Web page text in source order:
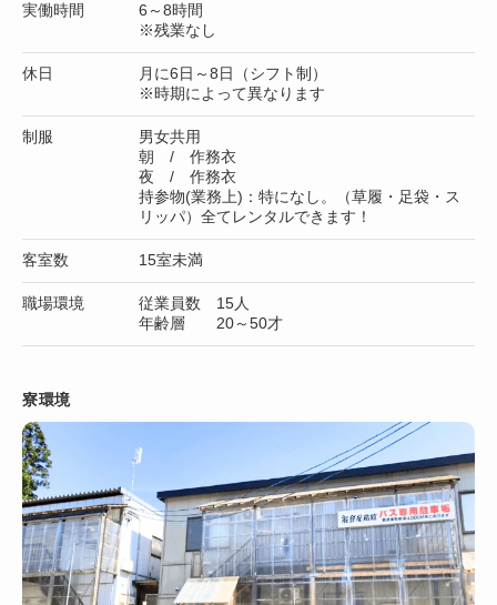
実働時間
6～8時間
※残業なし
休日
月に6日～8日（シフト制）
※時期によって異なります
制服
男女共用
朝 / 作務衣
夜 / 作務衣
持参物(業務上)：特になし。（草履・足袋・ス
リッパ）全てレンタルできます！
客室数 15室未満
職場環境
従業員数 15人
年齢層 20～50才
寮環境